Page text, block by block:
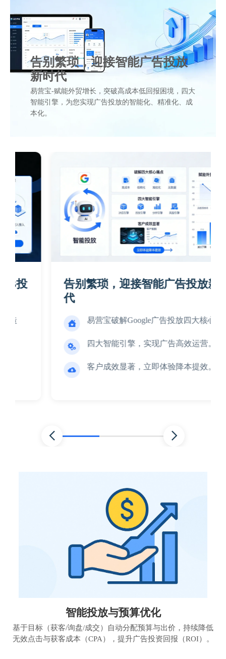
告别繁琐，迎接智能广告投放
新时代
易营宝-赋能外贸增长，突破高成本低回报困境，四大
智能引擎，为您实现广告投放的智能化、精准化、成
本化。
告别繁琐，迎接智能广告投放新时
易营宝破解Google广告投放四大核心痛点
四大智能引擎，实现广告高效运营。
客户成效显著，立即体验降本提效。
 
智能投放与预算优化
基于目标（获客/询盘/成交）自动分配预算与出价，持续降低
无效点击与获客成本（CPA），提升广告投资回报（ROI）。